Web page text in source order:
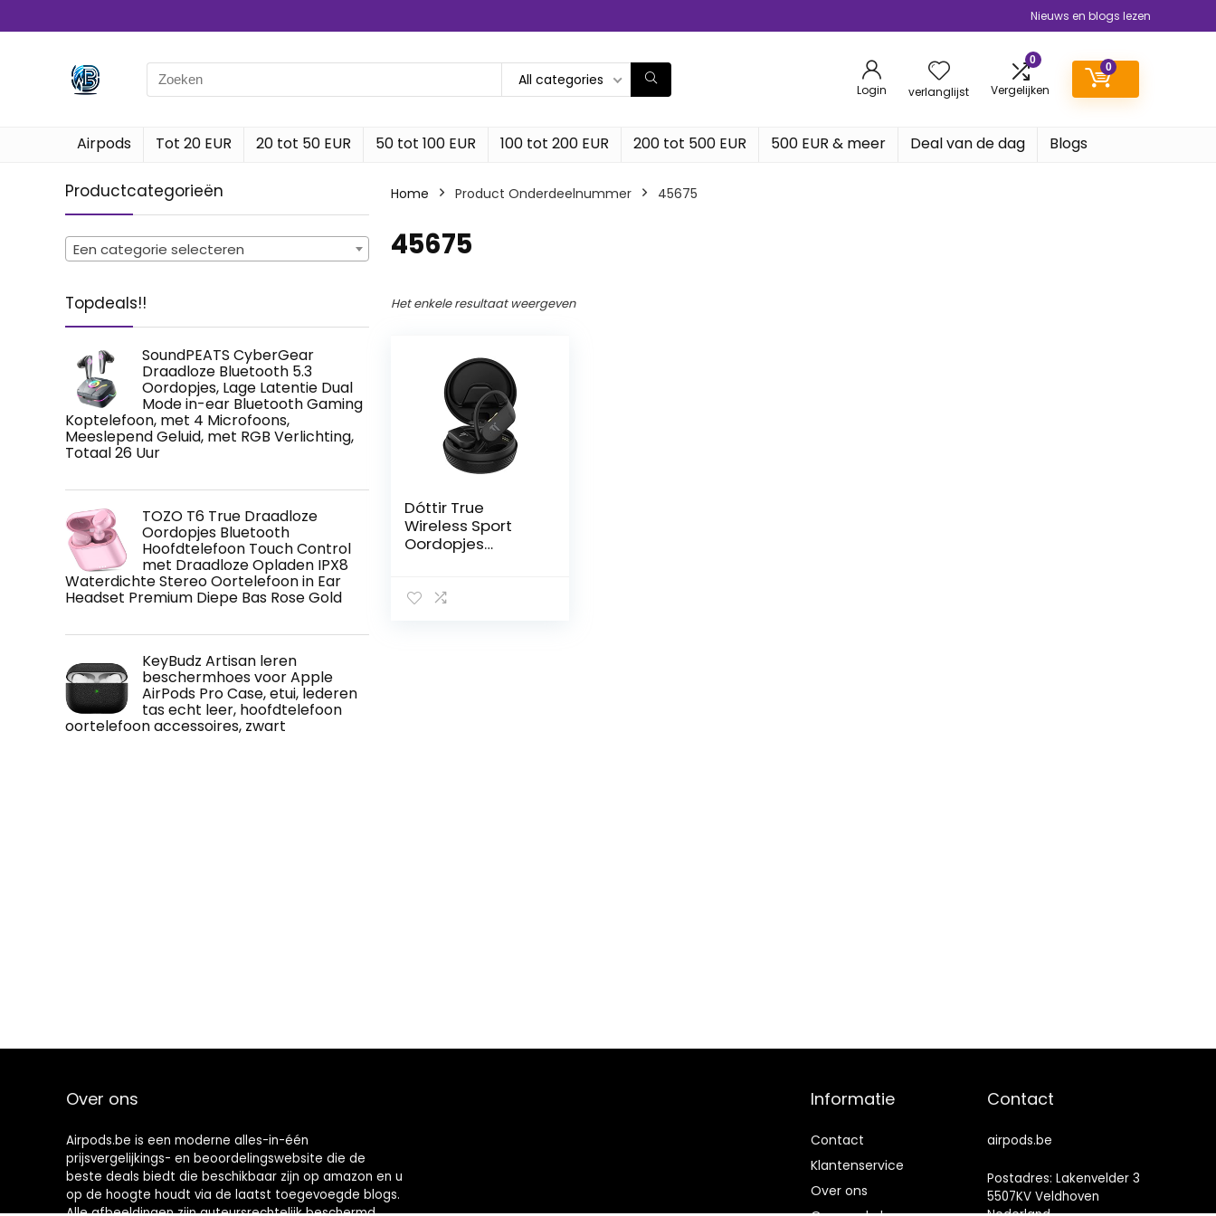
Nieuws en blogs lezen
Search
for:
All categories
Login verlanglijst
0
Vergelijken
0
Airpods Tot 20 EUR 20 tot 50 EUR 50 tot 100 EUR 100 tot 200 EUR 200 tot 500 EUR 500 EUR & meer Deal van de dag Blogs
Productcategorieën
Een categorie selecteren
Topdeals!!
SoundPEATS CyberGear
Draadloze Bluetooth 5.3
Oordopjes, Lage Latentie Dual
Mode in-ear Bluetooth Gaming
Koptelefoon, met 4 Microfoons,
Meeslepend Geluid, met RGB Verlichting,
Totaal 26 Uur
TOZO T6 True Draadloze
Oordopjes Bluetooth
Hoofdtelefoon Touch Control
met Draadloze Opladen IPX8
Waterdichte Stereo Oortelefoon in Ear
Headset Premium Diepe Bas Rose Gold
KeyBudz Artisan leren
beschermhoes voor Apple
AirPods Pro Case, etui, lederen
tas echt leer, hoofdtelefoon
oortelefoon accessoires, zwart
Home Product Onderdeelnummer ‎45675
‎45675
Het enkele resultaat weergeven
Dóttir True
Wireless Sport
Oordopjes
Koptelefoon, In-
Over ons
Airpods.be is een moderne alles-in-één
prijsvergelijkings- en beoordelingswebsite die de
beste deals biedt die beschikbaar zijn op amazon en u
op de hoogte houdt via de laatst toegevoegde blogs.
Alle afbeeldingen zijn auteursrechtelijk beschermd
Informatie
Contact
Klantenservice
Over ons
Contact
airpods.be
Postadres: Lakenvelder 3
5507KV Veldhoven